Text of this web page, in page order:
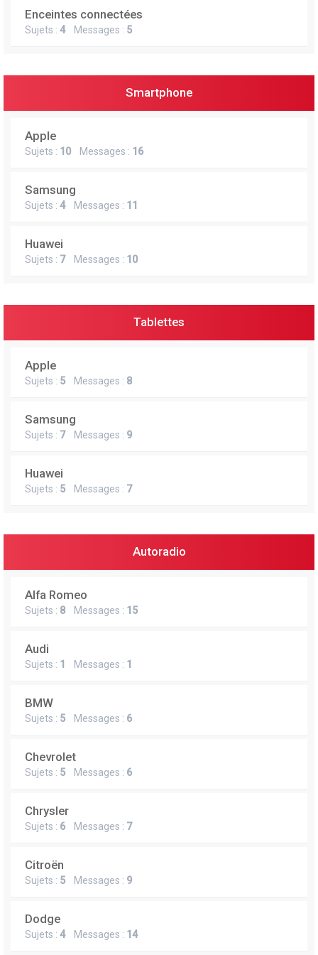
Enceintes connectées
Sujets : 4Messages : 5
Smartphone
Apple
Sujets : 10 Messages : 16
Samsung
Sujets : 4Messages : 11
Huawei
Sujets : 7Messages : 10
Tablettes
Apple
Sujets : 5 Messages : 8
Samsung
Sujets : 7Messages : 9
Huawei
Sujets : 5 Messages : 7
Autoradio
Alfa Romeo
Sujets : 8 Messages : 15
Audi
Sujets : 1 Messages : 1
BMW
Sujets : 5 Messages : 6
Chevrolet
Sujets : 5 Messages : 6
Chrysler
Sujets : 6 Messages : 7
Citroën
Sujets : 5 Messages : 9
Dodge
Sujets : 4Messages : 14